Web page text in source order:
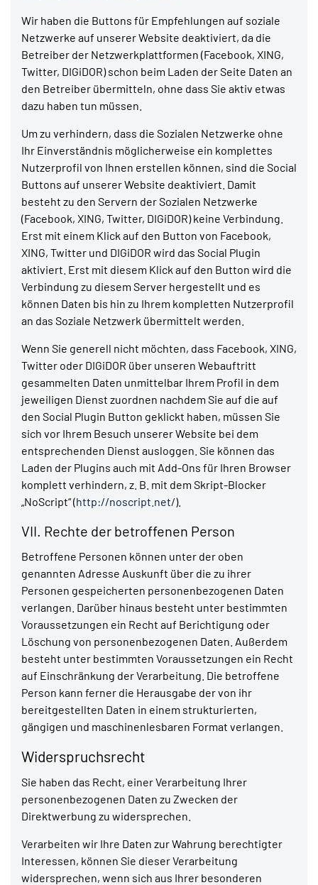
Wir haben die Buttons für Empfehlungen auf soziale
Netzwerke auf unserer Website deaktiviert, da die
Betreiber der Netzwerkplattformen (Facebook, XING,
Twitter, DIGiDOR) schon beim Laden der Seite Daten an
den Betreiber übermitteln, ohne dass Sie aktiv etwas
dazu haben tun müssen.
Um zu verhindern, dass die Sozialen Netzwerke ohne
Ihr Einverständnis möglicherweise ein komplettes
Nutzerprofil von Ihnen erstellen können, sind die Social
Buttons auf unserer Website deaktiviert. Damit
besteht zu den Servern der Sozialen Netzwerke
(Facebook, XING, Twitter, DIGiDOR) keine Verbindung.
Erst mit einem Klick auf den Button von Facebook,
XING, Twitter und DIGiDOR wird das Social Plugin
aktiviert. Erst mit diesem Klick auf den Button wird die
Verbindung zu diesem Server hergestellt und es
können Daten bis hin zu Ihrem kompletten Nutzerprofil
an das Soziale Netzwerk übermittelt werden.
Wenn Sie generell nicht möchten, dass Facebook, XING,
Twitter oder DIGiDOR über unseren Webauftritt
gesammelten Daten unmittelbar Ihrem Profil in dem
jeweiligen Dienst zuordnen nachdem Sie auf die auf
den Social Plugin Button geklickt haben, müssen Sie
sich vor Ihrem Besuch unserer Website bei dem
entsprechenden Dienst ausloggen. Sie können das
Laden der Plugins auch mit Add-Ons für Ihren Browser
komplett verhindern, z. B. mit dem Skript-Blocker
„NoScript“ (http://noscript.net/).
VII. Rechte der betroffenen Person
Betroffene Personen können unter der oben
genannten Adresse Auskunft über die zu ihrer
Personen gespeicherten personenbezogenen Daten
verlangen. Darüber hinaus besteht unter bestimmten
Voraussetzungen ein Recht auf Berichtigung oder
Löschung von personenbezogenen Daten. Außerdem
besteht unter bestimmten Voraussetzungen ein Recht
auf Einschränkung der Verarbeitung. Die betroffene
Person kann ferner die Herausgabe der von ihr
bereitgestellten Daten in einem strukturierten,
gängigen und maschinenlesbaren Format verlangen.
Widerspruchsrecht
Sie haben das Recht, einer Verarbeitung Ihrer
personenbezogenen Daten zu Zwecken der
Direktwerbung zu widersprechen.
Verarbeiten wir Ihre Daten zur Wahrung berechtigter
Interessen, können Sie dieser Verarbeitung
widersprechen, wenn sich aus Ihrer besonderen